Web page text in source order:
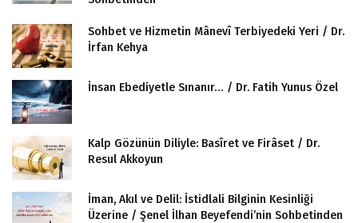
Sohbet ve Hizmetin Mânevî Terbiyedeki Yeri / Dr.
İrfan Kehya
İnsan Ebediyetle Sınanır… / Dr. Fatih Yunus Özel
Kalp Gözünün Diliyle: Basîret ve Firâset / Dr.
Resul Akkoyun
İman, Akıl ve Delil: İstidlali Bilginin Kesinliği
Üzerine / Şenel İlhan Beyefendi’nin Sohbetinden